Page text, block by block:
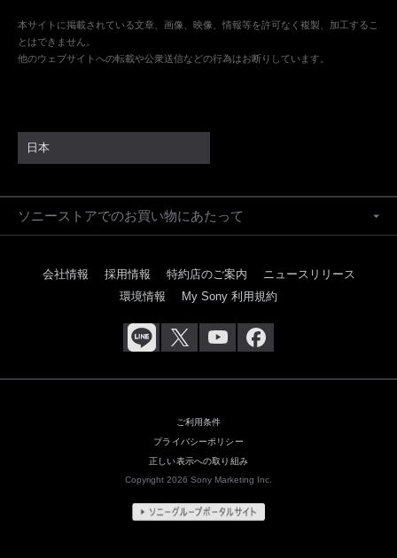
本サイトに掲載されている文章、画像、映像、情報等を許可なく複製、加工するこ
とはできません。
他のウェブサイトへの転載や公衆送信などの行為はお断りしています。
日本
ソニーストアでのお買い物にあたって
会社情報 採用情報 特約店のご案内
ニュースリリース
環境情報
My Sony 利用規約
ご利用条件
プライバシーポリシー
正しい表示への取り組み
Copyright 2026 Sony Marketing Inc.